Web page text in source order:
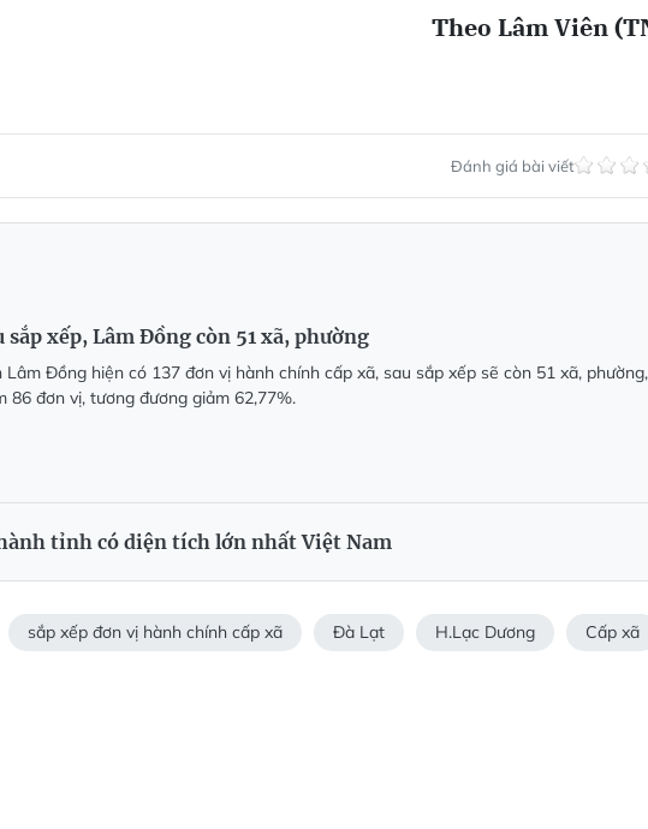
Theo Lâm Viên
Đánh giá bài viết
sắp xếp, Lâm Đồng còn 51 xã, phường
Lâm Đồng hiện có 137 đơn vị hành chính cấp xã, sau sắp xếp sẽ còn 51 xã, phường,
86 đơn vị, tương đương giảm 62,77%.
tỉnh có diện tích lớn nhất Việt Nam
sắp xếp đơn vị hành chính cấp xã Đà Lạt H.Lạc Dương Cấp xã